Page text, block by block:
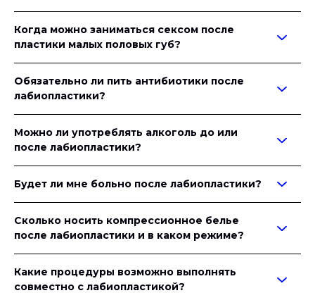
Когда можно заниматься сексом после
пластики малых половых губ?
Обязательно ли пить антибиотики после
лабиопластики?
Можно ли употреблять алкоголь до или
после лабиопластики?
Будет ли мне больно после лабиопластики?
Сколько носить компрессионное белье
после лабиопластики и в каком режиме?
Какие процедуры возможно выполнять
совместно с лабиопластикой?